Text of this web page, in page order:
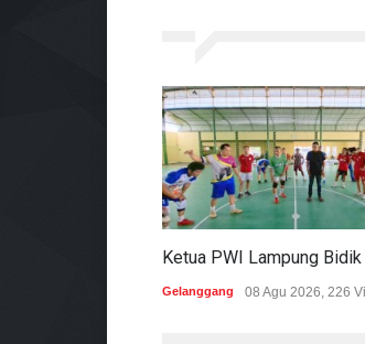
Gelanggang 08 Agu 2026, 226